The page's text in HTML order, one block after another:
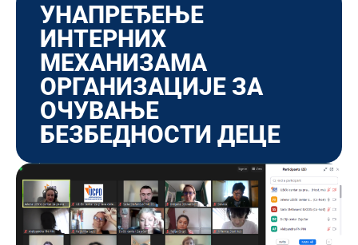
УНАПРЕЂЕЊЕ
ИНТЕРНИХ
МЕХАНИЗАМА
ОРГАНИЗАЦИЈЕ ЗА
ОЧУВАЊЕ
БЕЗБЕДНОСТИ ДЕЦЕ